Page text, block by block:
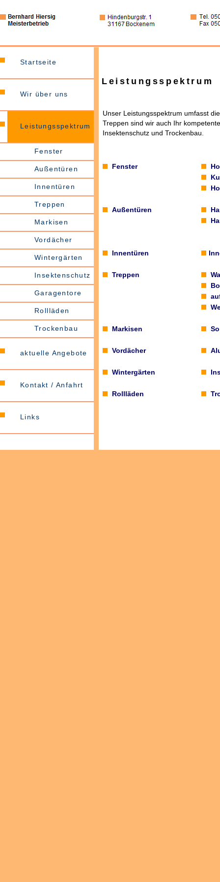
Startseite
Wir über uns
Leistungsspektrum
Fenster
Außentüren
Innentüren
Treppen
Markisen
Vordächer
Wintergärten
Insektenschutz
Garagentore
Rollläden
Trockenbau
aktuelle Angebote
Kontakt / Anfahrt
Links
Leistungsspektrum
Unser Leistungsspektrum umfasst
Treppen sind wir auch Ihr
Insektenschutz und Trockenbau.
Fenster
Außentüren
Innentüren
Treppen
Markisen
Vordächer
Wintergärten
Rollläden